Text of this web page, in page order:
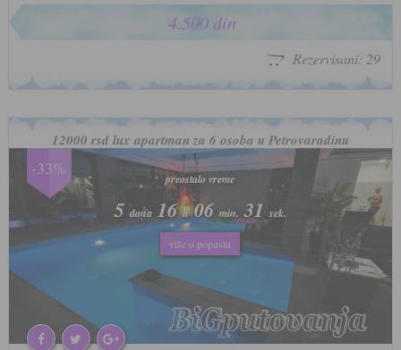
4.500 din
Rezervisani: 29
12000 rsd lux apartman za 6 osoba u Petrovaradinu
-33%
preostalo vreme
5dana 16h 06 min. 28 sek.
više o popustu
preostalo vreme
5dana 16h 06 min. 28 sek.
više o popustu